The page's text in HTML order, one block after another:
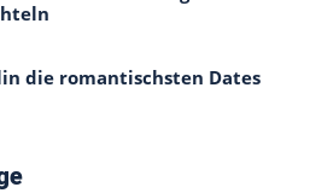
die romantischsten Dates